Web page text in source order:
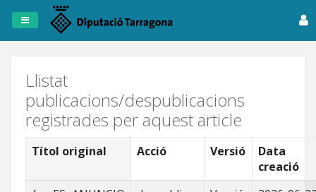
Registre
de
Dipta
Tots
Llistat
publicacions/despublicacions
registrades per aquest article
Títol original Acció Versió
Data
creació